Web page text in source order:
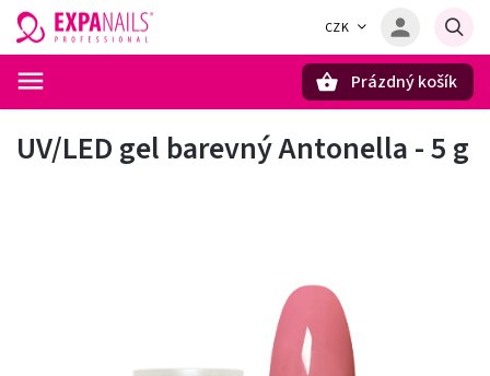
CZK
Prázdný košík
UV/LED gel barevný Antonella - 5 g